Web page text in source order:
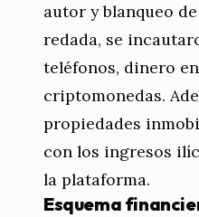
autor y blanqueo
redada, se
teléfonos, dinero
criptomonedas.
propiedades
con los ingresos
la plataforma.
Esquema